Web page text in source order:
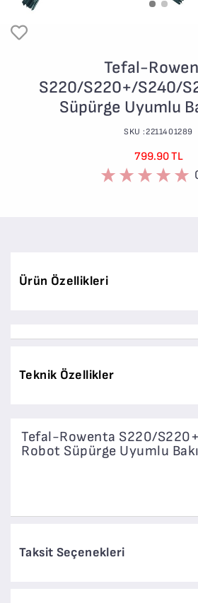
Tefal-
S220/S220+/S240/
Süpürge Uyumlu
SKU :2211401289
799.90 TL
Ürün Özellikleri
Teknik Özellikler
Tefal-Rowenta S220/
Robot Süpürge Uyumlu
Taksit Seçenekleri